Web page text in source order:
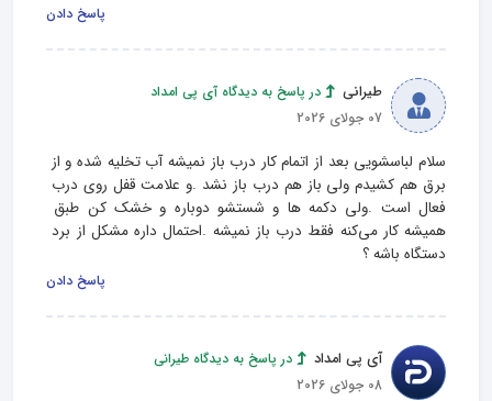
پاسخ دادن
طیرانی
در پاسخ به دیدگاه آی پی امداد
07 جولای 2026
سلام لباسشویی بعد از اتمام کار درب باز نمیشه آب تخلیه شده و از
برق هم کشیدم ولی باز هم درب باز نشد .و علامت قفل روی درب
فعال است .ولی دکمه ها و شستشو دوباره و خشک کن طبق
همیشه کار می‌کنه فقط درب باز نمیشه .احتمال داره مشکل از برد
دستگاه باشه ؟
پاسخ دادن
آی پی امداد
در پاسخ به دیدگاه طیرانی
08 جولای 2026